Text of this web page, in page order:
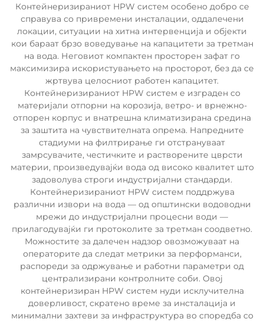
Контейнеризираниот HPW систем особено добро се
справува со привремени инсталации, оддалечени
локации, ситуации на хитна интервенција и објекти
кои бараат брзо воведување на капацитети за третман
на вода. Неговиот компактен просторен зафат го
максимизира искористувањето на просторот, без да се
жртвува целосниот работен капацитет.
Контейнеризираниот HPW систем е изграден со
материјали отпорни на корозија, ветро- и врнежно-
отпорен корпус и внатрешна климатизирана средина
за заштита на чувствителната опрема. Напредните
стадиуми на филтрирање ги отстрануваат
замрсувачите, честичките и растворените цврсти
материи, произведувајќи вода од високо квалитет што
задоволува строги индустријални стандарди.
Контейнеризираниот HPW систем поддржува
различни извори на вода — од општински водоводни
мрежи до индустријални процесни води —
прилагодувајќи ги протоколите за третман соодветно.
Можностите за далечен надзор овозможуваат на
операторите да следат метрики за перформанси,
распореди за одржување и работни параметри од
централизирани контролните соби. Овој
контейнеризиран HPW систем нуди исклучителна
доверливост, скратено време за инсталација и
минимални захтеви за инфраструктура во споредба со